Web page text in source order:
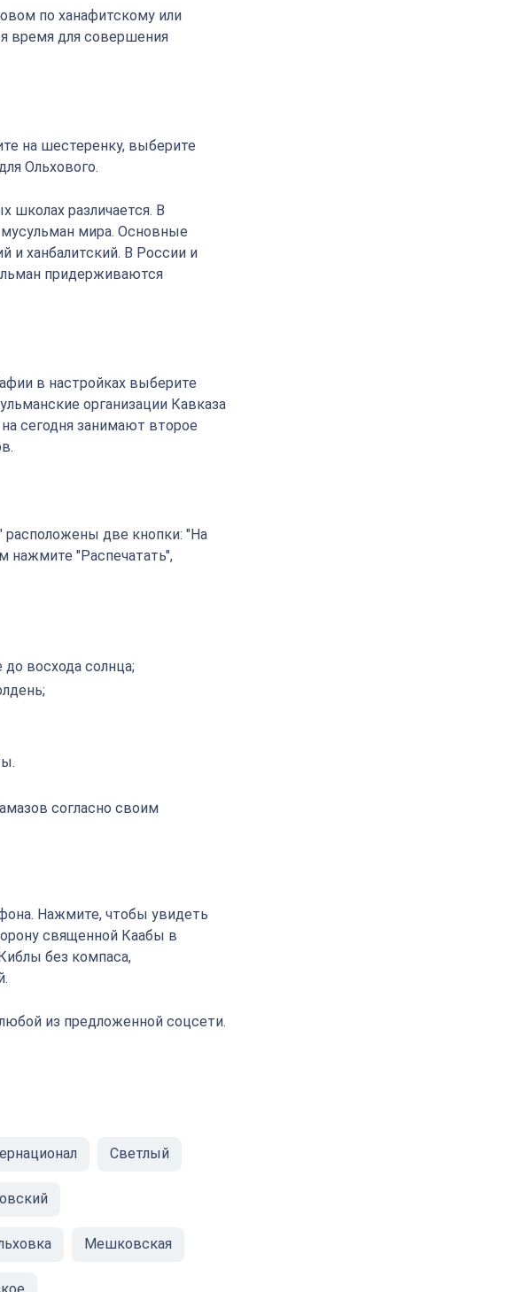
по ханафитскому или
время для совершения
на шестеренку, выберите
Ольхового.
школах различается. В
мира. Основные
и ханбалитский. В России и
придерживаются
в настройках выберите
организации Кавказа
сегодня занимают второе
расположены две кнопки: "На
нажмите "Распечатать",
восхода солнца;
согласно своим
Нажмите, чтобы увидеть
священной Каабы в
без компаса,
из предложенной соцсети.
Светлый
Мешковская